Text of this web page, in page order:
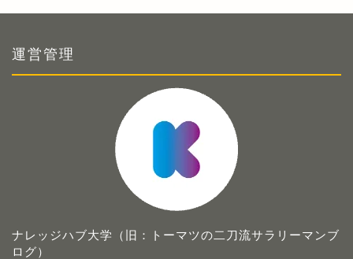
運営管理
ナレッジハブ大学（旧：トーマツの二刀流サラリーマンブ
ログ）